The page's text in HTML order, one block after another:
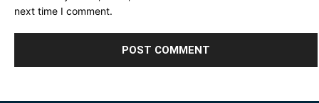
next time I comment.